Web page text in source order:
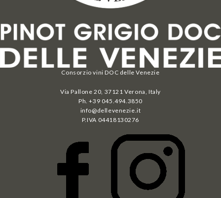
Consorzio vini DOC delle Venezie
Via Pallone 20, 37121 Verona, Italy
Ph. +39 045.494.3850
info@dellevenezie.it
P.IVA 04418130276